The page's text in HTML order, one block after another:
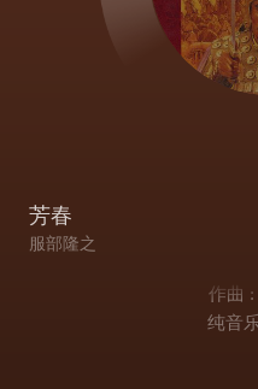
芳春
服部隆之
作曲 :
纯音